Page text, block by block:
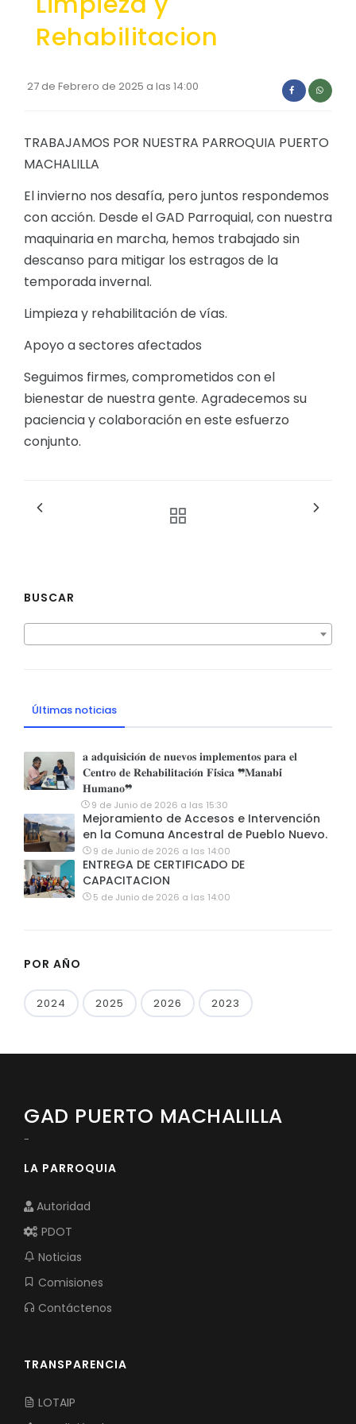
GEOGRAFÍA
Clima
Convocatorias
GESTIÓN ADMINISTRATIVA
Plan de desarrollo y Ordenamiento Territorial -
Plan Operativo Anual - POA
Convenios Institucionales
PRESUPUESTO: EJECUCIÓN Y REPORTES
Cédulas presupuestarias y balances
Procesos de contratación
Ejecución Presupuestaria
Obras y proyectos
Rehabilitacion
27 de Febrero de 2025 a las 14:00
TRABAJAMOS POR NUESTRA PARROQUIA PUERTO
MACHALILLA
El invierno nos desafía, pero juntos respondemos
con acción. Desde el GAD Parroquial, con nuestra
maquinaria en marcha, hemos trabajado sin
descanso para mitigar los estragos de la
temporada invernal.
Limpieza y rehabilitación de vías.
Apoyo a sectores afectados
Seguimos firmes, comprometidos con el
bienestar de nuestra gente. Agradecemos su
paciencia y colaboración en este esfuerzo
conjunto.
BUSCAR
Últimas noticias
𝐚 𝐚𝐝𝐪𝐮𝐢𝐬𝐢𝐜𝐢𝐨́𝐧 𝐝𝐞 𝐧𝐮𝐞𝐯𝐨𝐬 𝐢𝐦𝐩𝐥𝐞𝐦𝐞𝐧𝐭𝐨𝐬 𝐩𝐚𝐫𝐚 𝐞𝐥
𝐂𝐞𝐧𝐭𝐫𝐨 𝐝𝐞 𝐑𝐞𝐡𝐚𝐛𝐢𝐥𝐢𝐭𝐚𝐜𝐢𝐨́𝐧 𝐅𝐢́𝐬𝐢𝐜𝐚 ❞𝐌𝐚𝐧𝐚𝐛𝐢́
𝐇𝐮𝐦𝐚𝐧𝐨❞
9 de Junio de 2026 a las 15:30
Mejoramiento de Accesos e Intervención
en la Comuna Ancestral de Pueblo Nuevo.
9 de Junio de 2026 a las 14:00
ENTREGA DE CERTIFICADO DE
CAPACITACION
5 de Junio de 2026 a las 14:00
POR AÑO
2024 2025 2026 2023
GAD PUERTO MACHALILLA
-
LA PARROQUIA
Autoridad
PDOT
Noticias
Comisiones
Contáctenos
TRANSPARENCIA
LOTAIP